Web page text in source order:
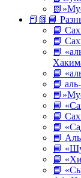
📕📗📘
📘
📘
📘
📘
📘
📘
📘
📘
📘
📘
📘
📘